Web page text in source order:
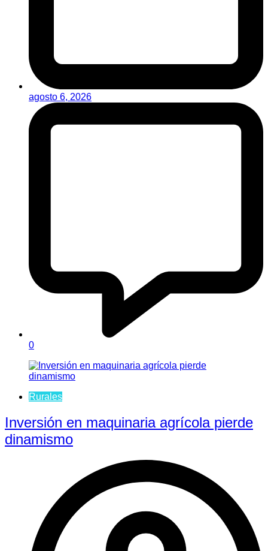
agosto 6, 2026
0
Rurales
Inversión en maquinaria agrícola pierde
dinamismo